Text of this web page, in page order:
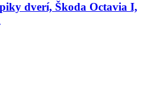
dverí, Škoda Octavia I,